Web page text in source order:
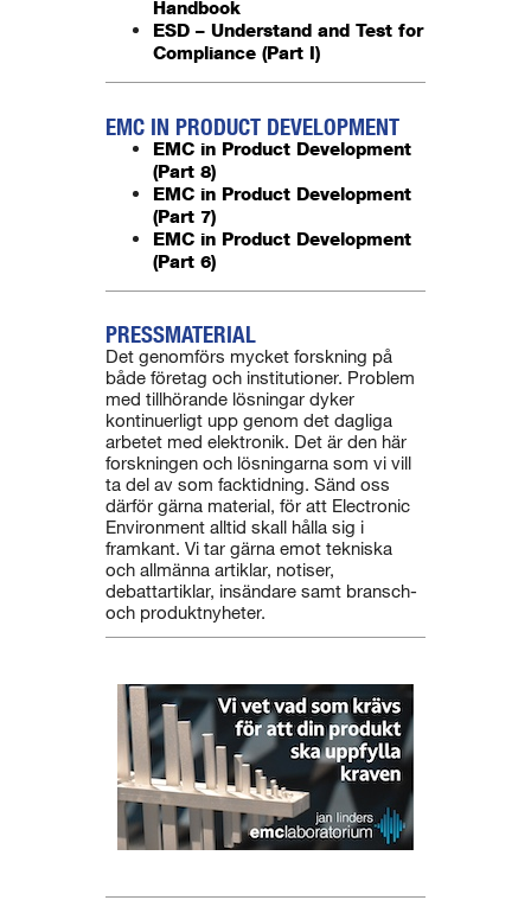
Handbook
ESD – Understand and Test for
Compliance (Part I)
EMC IN PRODUCT DEVELOPMENT
EMC in Product Development
(Part 8)
EMC in Product Development
(Part 7)
EMC in Product Development
(Part 6)
PRESSMATERIAL
Det genomförs mycket forskning på
både företag och institutioner. Problem
med tillhörande lösningar dyker
kontinuerligt upp genom det dagliga
arbetet med elektronik. Det är den här
forskningen och lösningarna som vi vill
ta del av som facktidning. Sänd oss
därför gärna material, för att Electronic
Environment alltid skall hålla sig i
framkant. Vi tar gärna emot tekniska
och allmänna artiklar, notiser,
debattartiklar, insändare samt bransch-
och produktnyheter.